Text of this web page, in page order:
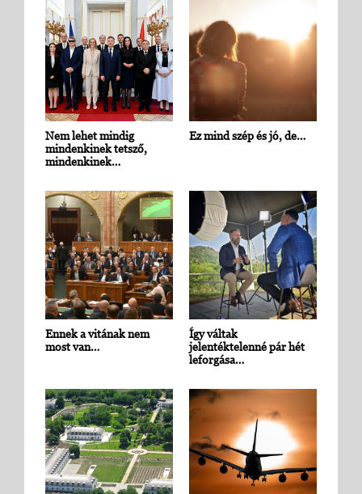
Nem lehet mindig
mindenkinek tetsző,
mindenkinek…
Ez mind szép és jó, de…
Ennek a vitának nem
most van…
Így váltak
jelentéktelenné pár hét
leforgása…